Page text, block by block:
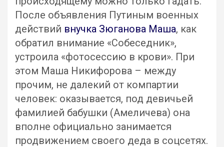
После объявления Путиным военных
действий внучка Зюганова Маша, как
обратил внимание «Собеседник»,
устроила «фотосессию в крови». При
этом Маша Никифорова – между
прочим, не далекий от компартии
человек: оказывается, под девичьей
фамилией бабушки (Амеличева) она
вполне официально занимается
продвижением своего деда в соцсетях.